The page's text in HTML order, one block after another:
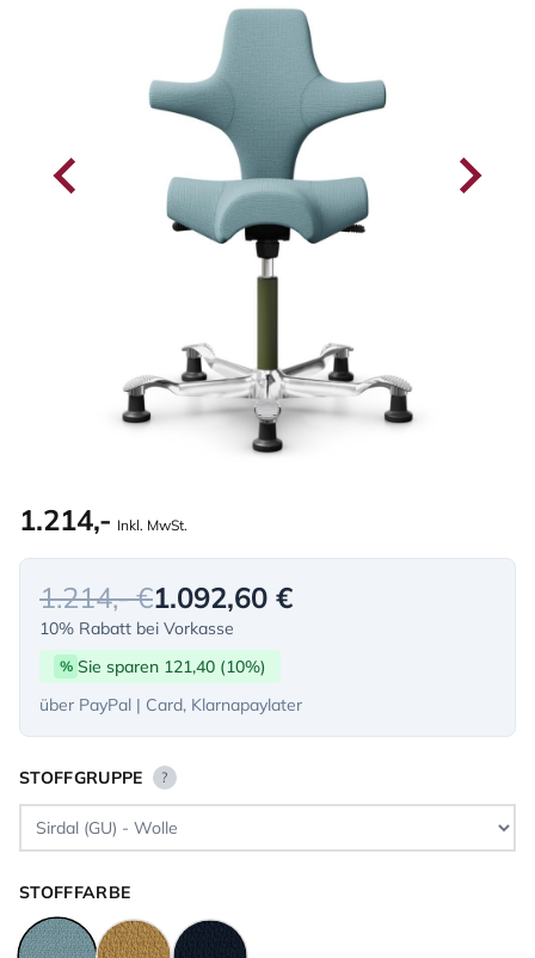
1.214,- Inkl. MwSt.
1.214,- €1.092,60 €
10% Rabatt bei Vorkasse
% Sie sparen 121,40 (10%)
über PayPal | Card, Klarnapaylater
STOFFGRUPPE ?
STOFFFARBE